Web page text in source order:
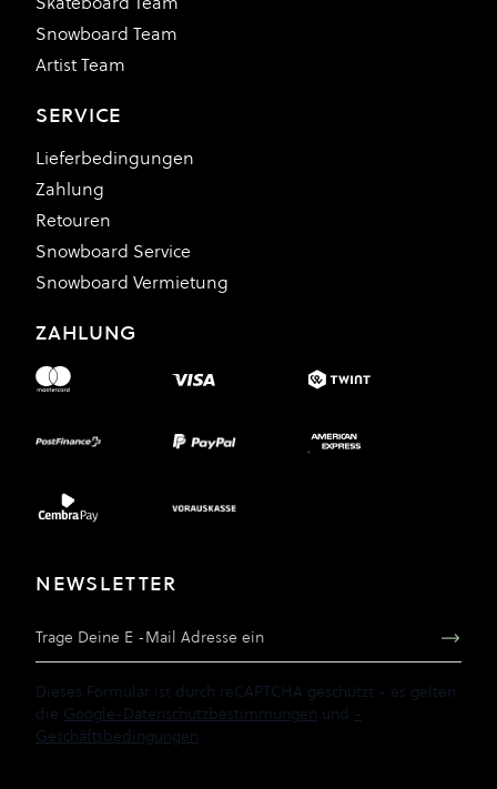
Snowboard Team
Artist Team
SERVICE
Lieferbedingungen
Zahlung
Retouren
Snowboard Service
Snowboard Vermietung
ZAHLUNG
NEWSLETTER
Dieses Formular ist durch reCAPTCHA geschützt - es gelten
die Google-Datenschutzbestimmungen und -
Geschäftsbedingungen.